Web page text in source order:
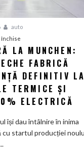
auto
închisepentru
O
nouă
eră
Munchen:
Cea
fabrică
LA MUNCHEN:
FABRICĂ
DEFINITIV LA
TERMICE ȘI
ELECTRICĂ
își dau întâlnire în inima
cu startul producției